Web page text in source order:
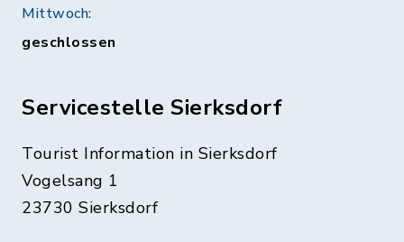
Mittwoch:
geschlossen
Servicestelle Sierksdorf
Tourist Information in Sierksdorf
Vogelsang 1
23730 Sierksdorf